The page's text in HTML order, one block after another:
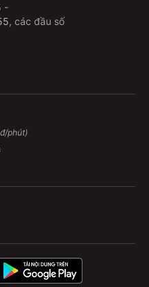
-
, các đầu số
phút)